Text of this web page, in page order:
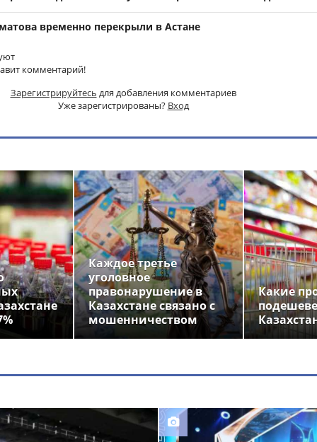
временно перекрыли в Астане
комментарий!
Зарегистрируйтесь для добавления комментариев
Уже зарегистрированы? Вход
Каждое третье
уголовное
правонарушение в
Казахстане связано с
мошенничеством
Какие